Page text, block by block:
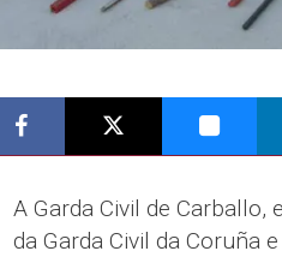
A Garda Civil de
da Garda Civil da Coruña